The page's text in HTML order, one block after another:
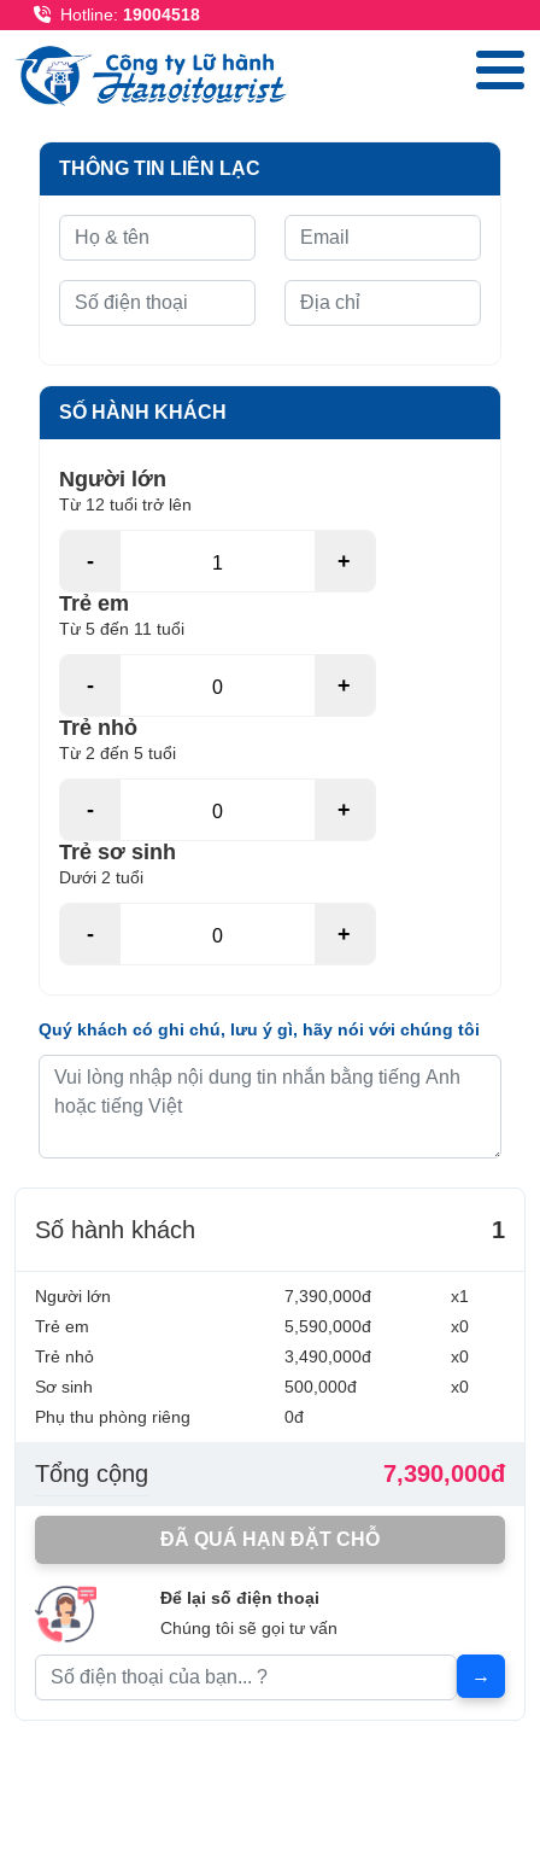
Hotline: 19004518
THÔNG TIN LIÊN LẠC
SỐ HÀNH KHÁCH
Người lớn
Từ 12 tuổi trở lên
-
+
Trẻ em
Từ 5 đến 11 tuổi
-
+
Trẻ nhỏ
Từ 2 đến 5 tuổi
-
+
Trẻ sơ sinh
Dưới 2 tuổi
- +
Quý khách có ghi chú, lưu ý gì, hãy nói với chúng tôi
Số hành khách 1
Người lớn
Trẻ em
Trẻ nhỏ
Sơ sinh
Phụ thu phòng riêng
7,390,000đ
5,590,000đ
3,490,000đ
500,000đ
0đ
x1
x0
x0
x0
Tổng cộng 7,390,000đ
ĐÃ QUÁ HẠN ĐẶT CHỖ
Để lại số điện thoại
Chúng tôi sẽ gọi tư vấn